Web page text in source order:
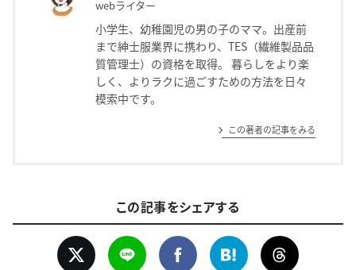
webライター
小学生、幼稚園児の男の子のママ。出産前
まで紳士服業界に携わり、TES（繊維製品品
質管理士）の資格を取得。 暮らしをより楽
しく、よりラクに過ごすための方法を日々
模索中です。
この著者の記事をみる
この記事をシェアする